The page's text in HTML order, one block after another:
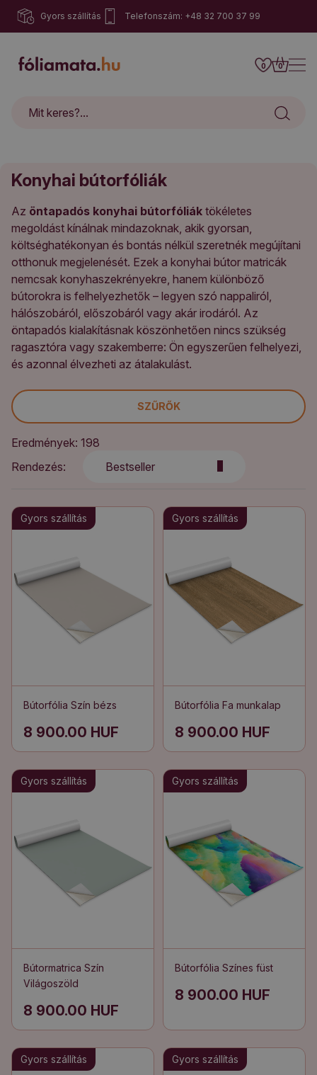
Gyors szállítás Telefonszám: +48 32 700 37 99
0 0
Konyhai bútorfóliák
Az öntapadós konyhai bútorfóliák tökéletes
megoldást kínálnak mindazoknak, akik gyorsan,
költséghatékonyan és bontás nélkül szeretnék megújítani
otthonuk megjelenését. Ezek a konyhai bútor matricák
nemcsak konyhaszekrényekre, hanem különböző
bútorokra is felhelyezhetők – legyen szó nappaliról,
hálószobáról, előszobáról vagy akár irodáról. Az
öntapadós kialakításnak köszönhetően nincs szükség
ragasztóra vagy szakemberre: Ön egyszerűen felhelyezi,
és azonnal élvezheti az átalakulást.
SZŰRŐK
Eredmények: 198
Rendezés:
Bestseller
Gyors szállítás
Bútorfólia Szín bézs
8 900.00 HUF
Gyors szállítás
Bútorfólia Fa munkalap
8 900.00 HUF
Gyors szállítás
Bútormatrica Szín
Világoszöld
8 900.00 HUF
Gyors szállítás
Bútorfólia Színes füst
8 900.00 HUF
Gyors szállítás Gyors szállítás